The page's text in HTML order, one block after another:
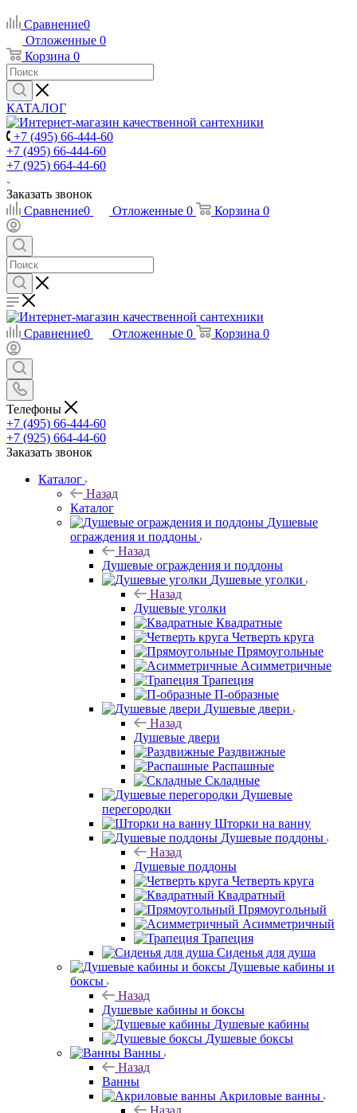
Сравнение0
Отложенные 0
Корзина 0
КАТАЛОГ
+7 (495) 66-444-60
+7 (495) 66-444-60
+7 (925) 664-44-60
Заказать звонок
Сравнение0 Отложенные 0 Корзина 0
Сравнение0 Отложенные 0 Корзина 0
Телефоны
+7 (495) 66-444-60
+7 (925) 664-44-60
Заказать звонок
Каталог
Назад
Каталог
Душевые
ограждения и поддоны
Назад
Душевые ограждения и поддоны
Душевые уголки
Назад
Душевые уголки
Квадратные
Четверть круга
Прямоугольные
Асимметричные
Трапеция
П-образные
Душевые двери
Назад
Душевые двери
Раздвижные
Распашные
Складные
Душевые
перегородки
Шторки на ванну
Душевые поддоны
Назад
Душевые поддоны
Четверть круга
Квадратный
Прямоугольный
Асимметричный
Трапеция
Сиденья для душа
Душевые кабины и
боксы
Назад
Душевые кабины и боксы
Душевые кабины
Душевые боксы
Ванны
Назад
Ванны
Акриловые ванны
Назад